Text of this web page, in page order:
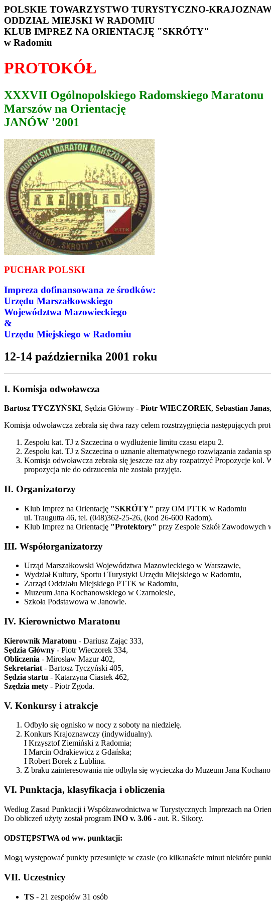
POLSKIE TOWARZYSTWO TURYSTYCZNO-
ODDZIAŁ MIEJSKI W RADOMIU
KLUB IMPREZ NA ORIENTACJĘ "SKRÓTY"
w Radomiu
PROTOKÓŁ
XXXVII Ogólnopolskiego Radomskiego Maratonu
Marszów na Orientację
JANÓW '2001
PUCHAR POLSKI
Impreza dofinansowana ze środków:
Urzędu Marszałkowskiego
Województwa Mazowieckiego
&
Urzędu Miejskiego w Radomiu
12-14 października 2001 roku
I. Komisja odwoławcza
Bartosz TYCZYŃSKI, Sędzia Główny - Piotr WIECZOREK, Sebastian Janas,
Komisja odwoławcza zebrała się dwa razy celem rozstrzygnięcia następujących
Zespołu kat. TJ z Szczecina o wydłużenie limitu czasu etapu 2.
Zespołu kat. TJ z Szczecina o uznanie alternatywnego rozwiązania zadania
Komisja odwoławcza zebrała się jeszcze raz aby rozpatrzyć Propozycje
propozycja nie do odrzucenia nie została przyjęta.
II. Organizatorzy
Klub Imprez na Orientację "SKRÓTY" przy OM PTTK w Radomiu
ul. Traugutta 46, tel. (048)362-25-26, (kod 26-600 Radom).
Klub Imprez na Orientację "Protektory" przy Zespole Szkół Zawodowych
III. Współorganizatorzy
Urząd Marszałkowski Województwa Mazowieckiego w Warszawie,
Wydział Kultury, Sportu i Turystyki Urzędu Miejskiego w Radomiu,
Zarząd Oddziału Miejskiego PTTK w Radomiu,
Muzeum Jana Kochanowskiego w Czarnolesie,
Szkoła Podstawowa w Janowie.
IV. Kierownictwo Maratonu
Kierownik Maratonu - Dariusz Zając 333,
Sędzia Główny - Piotr Wieczorek 334,
Obliczenia - Mirosław Mazur 402,
Sekretariat - Bartosz Tyczyński 405,
Sędzia startu - Katarzyna Ciastek 462,
Szędzia mety - Piotr Zgoda.
V. Konkursy i atrakcje
Odbyło się ognisko w nocy z soboty na niedzielę.
Konkurs Krajoznawczy (indywidualny).
I Krzysztof Ziemiński z Radomia;
I Marcin Odrakiewicz z Gdańska;
I Robert Borek z Lublina.
Z braku zainteresowania nie odbyła się wycieczka do Muzeum Jana
VI. Punktacja, klasyfikacja i obliczenia
Według Zasad Punktacji i Współzawodnictwa w Turystycznych Imprezach na
Do obliczeń użyty został program INO v. 3.06 - aut. R. Sikory.
ODSTĘPSTWA od ww. punktacji:
Mogą występować punkty przesunięte w czasie (co kilkanaście minut niektóre
VII. Uczestnicy
TS - 21 zespołów 31 osób